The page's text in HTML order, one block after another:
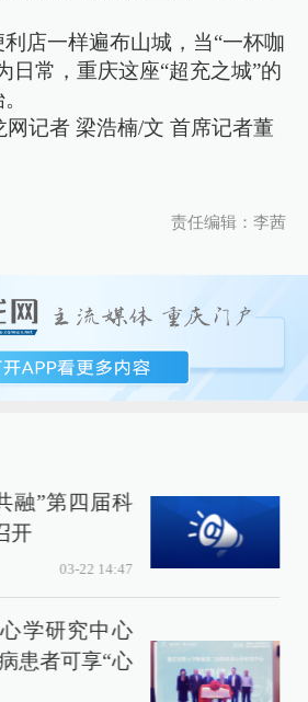
店一样遍布山城，当“一杯咖
日常，重庆这座“超充之城”的
网记者 梁浩楠/文 首席记者董
责任编辑：李茜
融”第四届科
开
03-22 14:47
学研究中心
患者可享“心